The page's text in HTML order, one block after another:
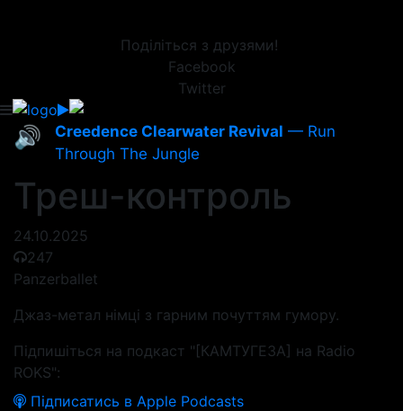
Поділіться з друзями!
Facebook
Twitter
🔊 Creedence Clearwater Revival — Run
Through The Jungle
Треш-контроль
24.10.2025
247
Panzerballet
Джаз-метал німці з гарним почуттям гумору.
Підпишіться на подкаст "[КАМТУГЕЗА] на Radio
ROKS":
Підписатись в Apple Podcasts